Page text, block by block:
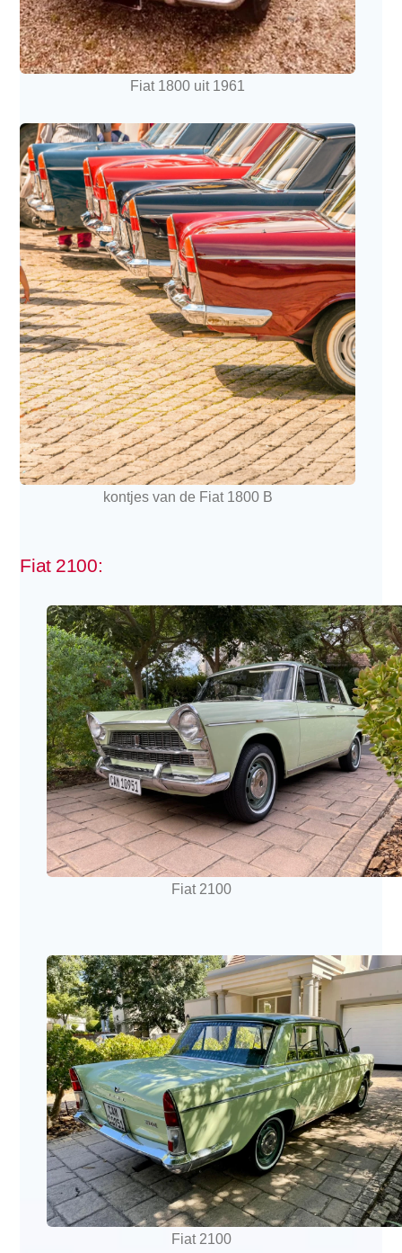
Fiat 1800 uit 1961
kontjes van de Fiat 1800 B
Fiat 2100:
Fiat 2100
Fiat 2100